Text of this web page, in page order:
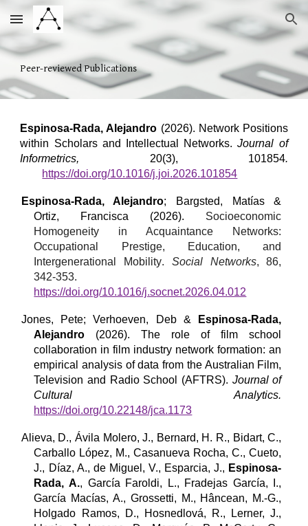
Skip to main content Skip to navigation
Peer-reviewed Publications
Espinosa-Rada, Alejandro (2026). Network Positions
within Scholars and Intellectual Networks.Journal of
Informetrics, 20(3), 101854.
https://doi.org/10.1016/j.joi.2026.101854
Espinosa-Rada, Alejandro; Bargsted, Matías&
Ortiz, Francisca (2026). Socioeconomic
Homogeneity in Acquaintance Networks:
Occupational Prestige, Education, and
Intergenerational Mobility. Social Networks, 86,
342-353.
https://doi.org/10.1016/j.socnet.2026.04.012
Jones, Pete; Verhoeven, Deb &
Espinosa-Rada,
Alejandro (2026). The role of film school
collaboration in film industry network formation: an
empirical analysis of data from the Australian Film,
Television and Radio School (AFTRS). Journal of
Cultural Analytics.
https://doi.org/10.22148/jca.1173
Alieva, D., Ávila Molero, J., Bernard, H. R., Bidart, C.,
Carballo López, M., Casanueva Rocha, C., Cueto,
J., Díaz, A., de Miguel, V., Esparcia, J., Espinosa-
Rada, A., García Faroldi, L., Fradejas García, I.,
García Macías, A., Grossetti, M., Hâncean, M.-G.,
Holgado Ramos, D., Hosnedlová, R., Lerner, J.,